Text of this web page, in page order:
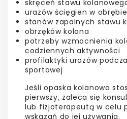
skręceń stawu
urazów ścięgien w
stanów zapalnych stawu
obrzęków kolana
potrzeby wzmocnienia
codziennych aktywności
profilaktyki urazów
sportowej
Jeśli opaska kolanowa
pierwszy, zaleca się
lub fizjoterapeutą w celu
wskazań do jej używania.